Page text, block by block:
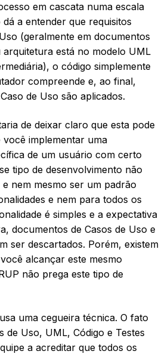
em cascata numa escala
a entender que requisitos
(geralmente em documentos
está no modelo UML
o código simplemente
compreende e, ao final,
de Uso são aplicados.
de deixar claro que esta pode
implementar uma
de um usuário com certo
tipo de desenvolvimento não
nem mesmo ser um padrão
e nem para todos os
é simples e a expectativa
documentos de Casos de Uso e
ser descartados. Porém, existem
alcançar este mesmo
não prega este tipo de
uma cegueira técnica. O fato
de Uso, UML, Código e Testes
a acreditar que todos os